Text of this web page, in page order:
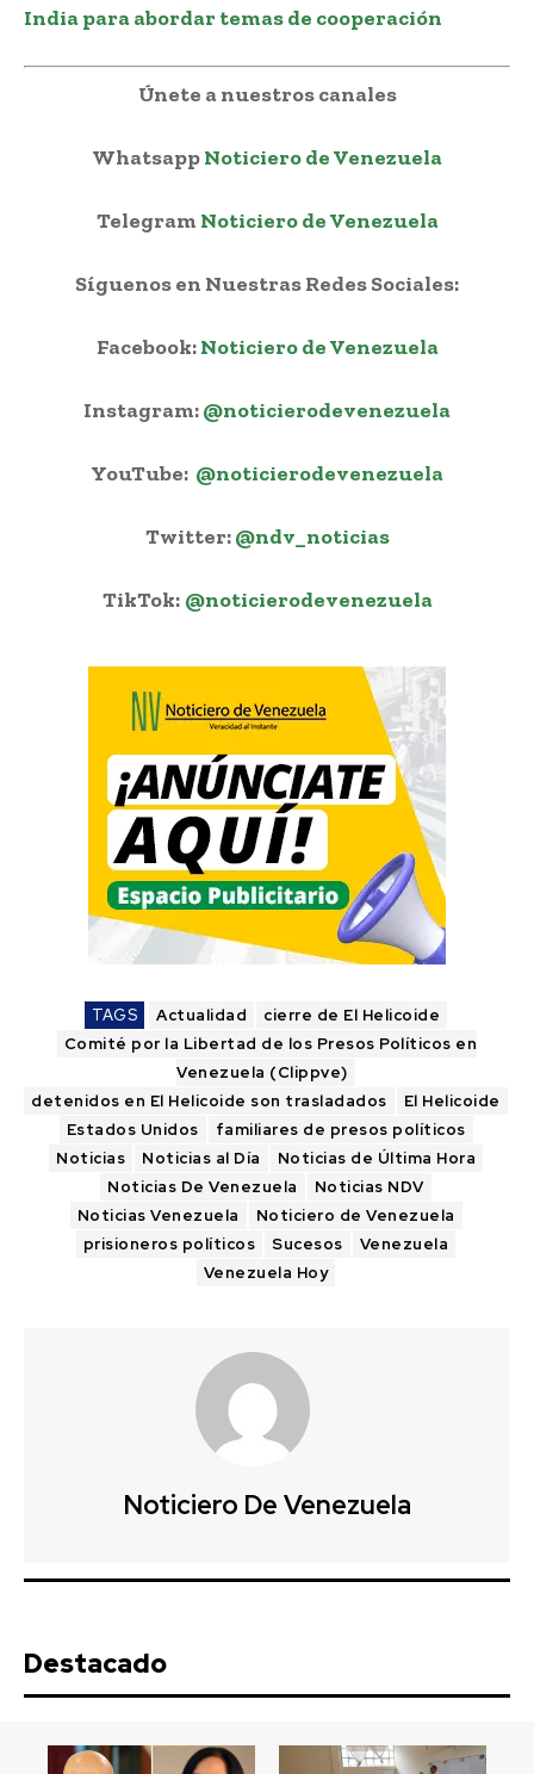
India para abordar temas de cooperación
Únete a nuestros canales
WhatsappNoticiero de Venezuela
Telegram Noticiero de Venezuela
Síguenos en Nuestras Redes Sociales:
Facebook:Noticiero de Venezuela
Instagram:@noticierodevenezuela
YouTube: @noticierodevenezuela
Twitter:@ndv_noticias
TikTok: @noticierodevenezuela
TAGS Actualidad
cierre de El Helicoide
Comité por la Libertad de los Presos Políticos en
Venezuela (Clippve)
detenidos en El Helicoide son trasladados
El Helicoide
Estados Unidos
familiares de presos políticos
Noticias
Noticias al Día
Noticias de Última Hora
Noticias De Venezuela
Noticias NDV
Noticias Venezuela
Noticiero de Venezuela
prisioneros políticos
Sucesos
Venezuela
Venezuela Hoy
Noticiero De Venezuela
Destacado